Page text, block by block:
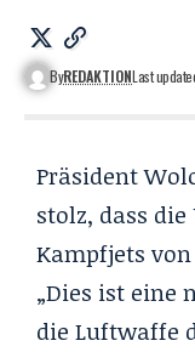
ByREDAKTIONLast
Präsident
stolz, dass
Kampfjets
„Dies ist eine
die Luftwaffe